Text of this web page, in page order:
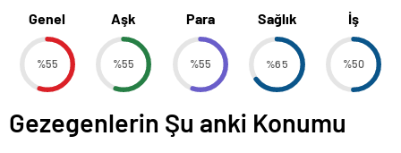
Genel
%55
Aşk
%55
Para
%55
Sağlık
%65
İş
%50
Gezegenlerin Şu anki Konumu